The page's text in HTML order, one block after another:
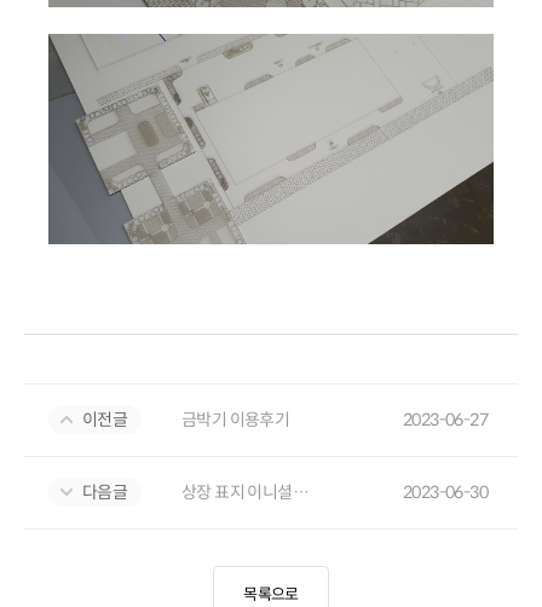
이전글 금박기 이용후기 2023-06-27
다음글 상장 표지 이니셜 금박 샘플 2023-06-30
목록으로